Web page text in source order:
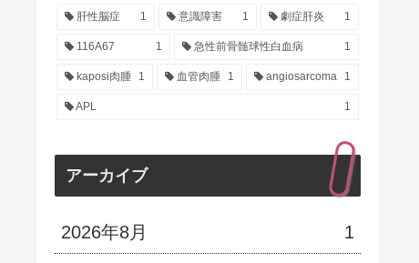
肝性脳症 1 意識障害 1 劇症肝炎 1
116A67 1 急性前骨髄球性白血病 1
kaposi肉腫 1 血管肉腫 1 angiosarcoma 1
APL 1
アーカイブ
2026年8月 1